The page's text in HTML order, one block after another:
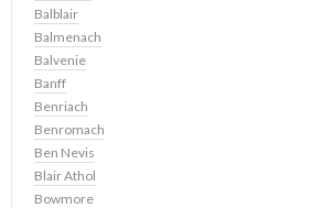
Balblair
Balmenach
Balvenie
Banff
Benriach
Benromach
Ben Nevis
Blair Athol
Bowmore